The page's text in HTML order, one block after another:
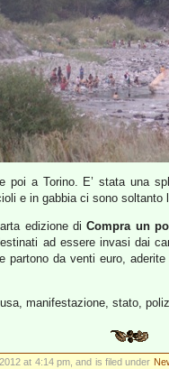
poi a Torino. E’ stata una
e in gabbia ci sono soltanto
edizione diCompra un
ad essere invasi dai
partono da venti euro,
manifestazione, stato,
at 4:14 pm, and is filed under